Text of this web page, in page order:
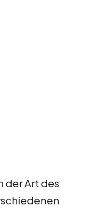
der Art des